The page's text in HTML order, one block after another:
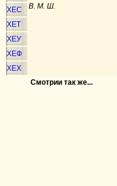
ХЕС
ХЕТ
ХЕУ
ХЕФ
ХЕХ
В. М. Ш.
Смотрии так же...